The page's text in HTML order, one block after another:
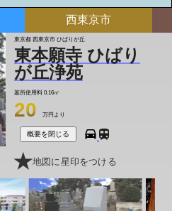
西東京市
東京都 西東京市 ひばりが丘
東本願寺 ひばり
が丘浄苑
墓所使用料 0.16㎡
20 万円より
概要を閉じる
地図に星印をつける